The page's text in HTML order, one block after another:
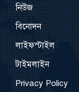
নিউজ
বিনোদন
লাইফস্টাইল
টাইমলাইন
Privacy Policy